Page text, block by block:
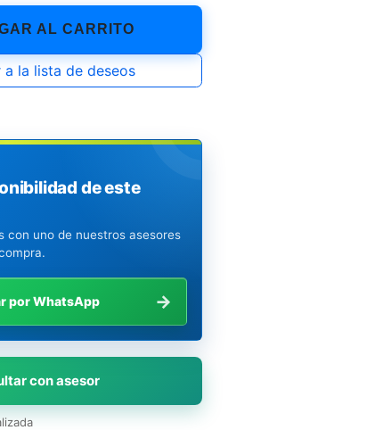
AL CARRITO
a la lista de deseos
de este
con uno de nuestros asesores
por WhatsApp →
con asesor